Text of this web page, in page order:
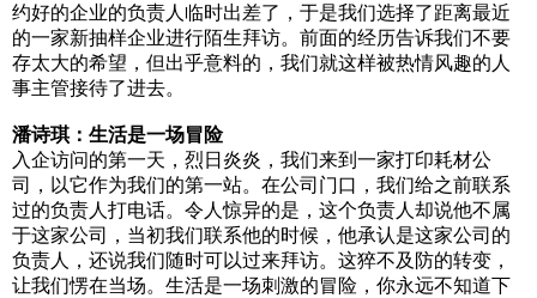
约好的企业的负责人临时出差了，于是我们选择了距离最近
的一家新抽样企业进行陌生拜访。前面的经历告诉我们不要
存太大的希望，但出乎意料的，我们就这样被热情风趣的人
事主管接待了进去。
潘诗琪：生活是一场冒险
入企访问的第一天，烈日炎炎，我们来到一家打印耗材公
司，以它作为我们的第一站。在公司门口，我们给之前联系
过的负责人打电话。令人惊异的是，这个负责人却说他不属
于这家公司，当初我们联系他的时候，他承认是这家公司的
负责人，还说我们随时可以过来拜访。这猝不及防的转变，
让我们愣在当场。生活是一场刺激的冒险，你永远不知道下